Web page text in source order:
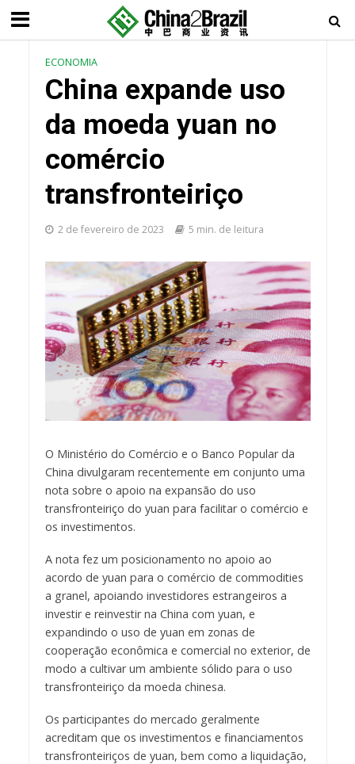
ECONOMIA
China expande uso
da moeda yuan no
comércio
transfronteiriço
2 de fevereiro de 2023 5 min. de leitura
O Ministério do Comércio e o Banco Popular da
China divulgaram recentemente em conjunto uma
nota sobre o apoio na expansão do uso
transfronteiriço do yuan para facilitar o comércio e
os investimentos.
A nota fez um posicionamento no apoio ao
acordo de yuan para o comércio de commodities
a granel, apoiando investidores estrangeiros a
investir e reinvestir na China com yuan, e
expandindo o uso de yuan em zonas de
cooperação econômica e comercial no exterior, de
modo a cultivar um ambiente sólido para o uso
transfronteiriço da moeda chinesa.
Os participantes do mercado geralmente
acreditam que os investimentos e financiamentos
transfronteiriços de yuan, bem como a liquidação,